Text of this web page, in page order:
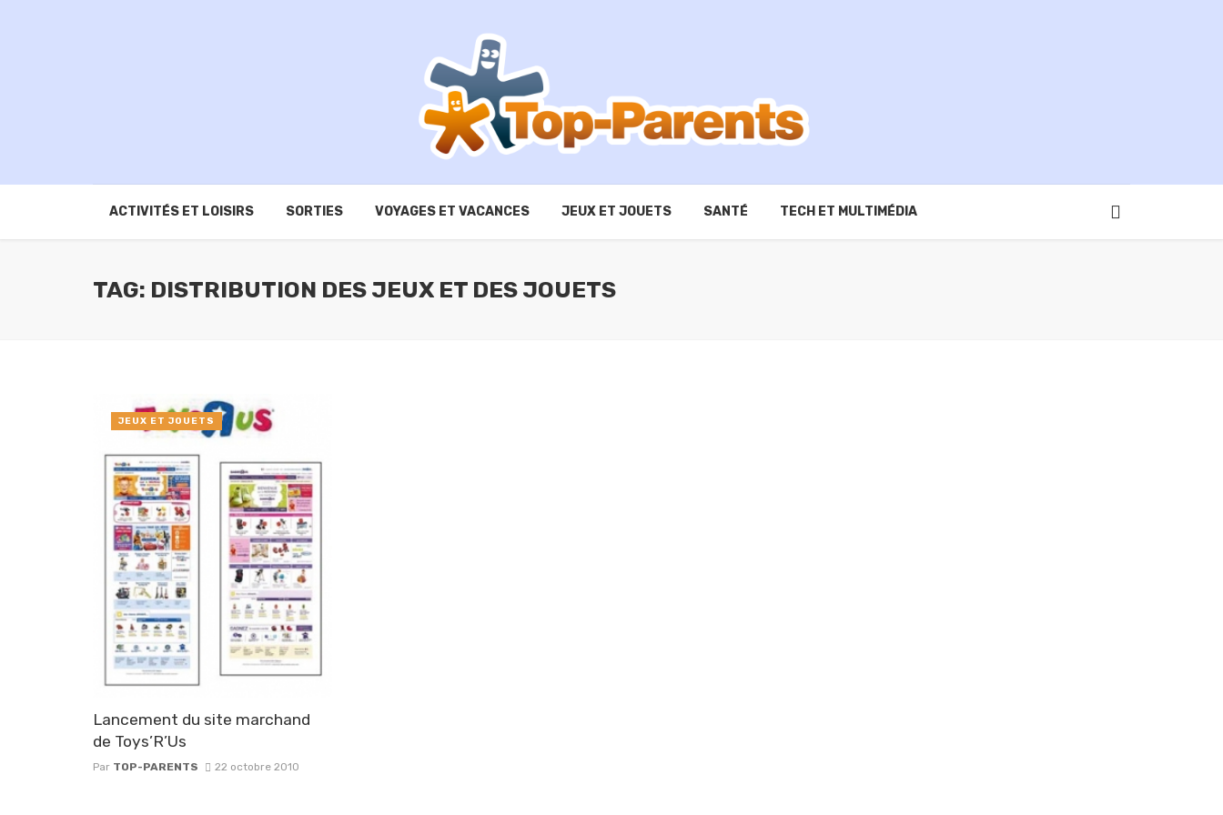
ACTIVITÉS ET LOISIRS SORTIES VOYAGES ET VACANCES JEUX ET JOUETS SANTÉ TECH ET MULTIMÉDIA
TAG: DISTRIBUTION DES JEUX ET DES JOUETS
Lancement du site marchand
de Toys’R’Us
Par TOP-PARENTS 22 octobre 2010
JEUX ET JOUETS